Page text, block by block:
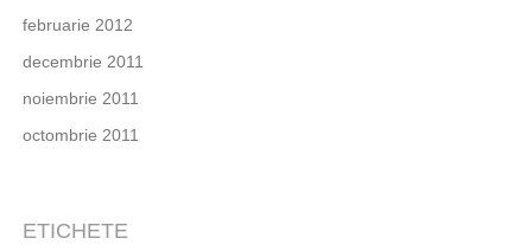
februarie 2012
decembrie 2011
noiembrie 2011
octombrie 2011
ETICHETE